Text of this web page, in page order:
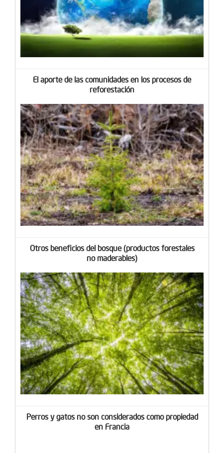
El aporte de las comunidades en los procesos de
reforestación
Otros beneficios del bosque (productos forestales
no maderables)
Perros y gatos no son considerados como propiedad
en Francia